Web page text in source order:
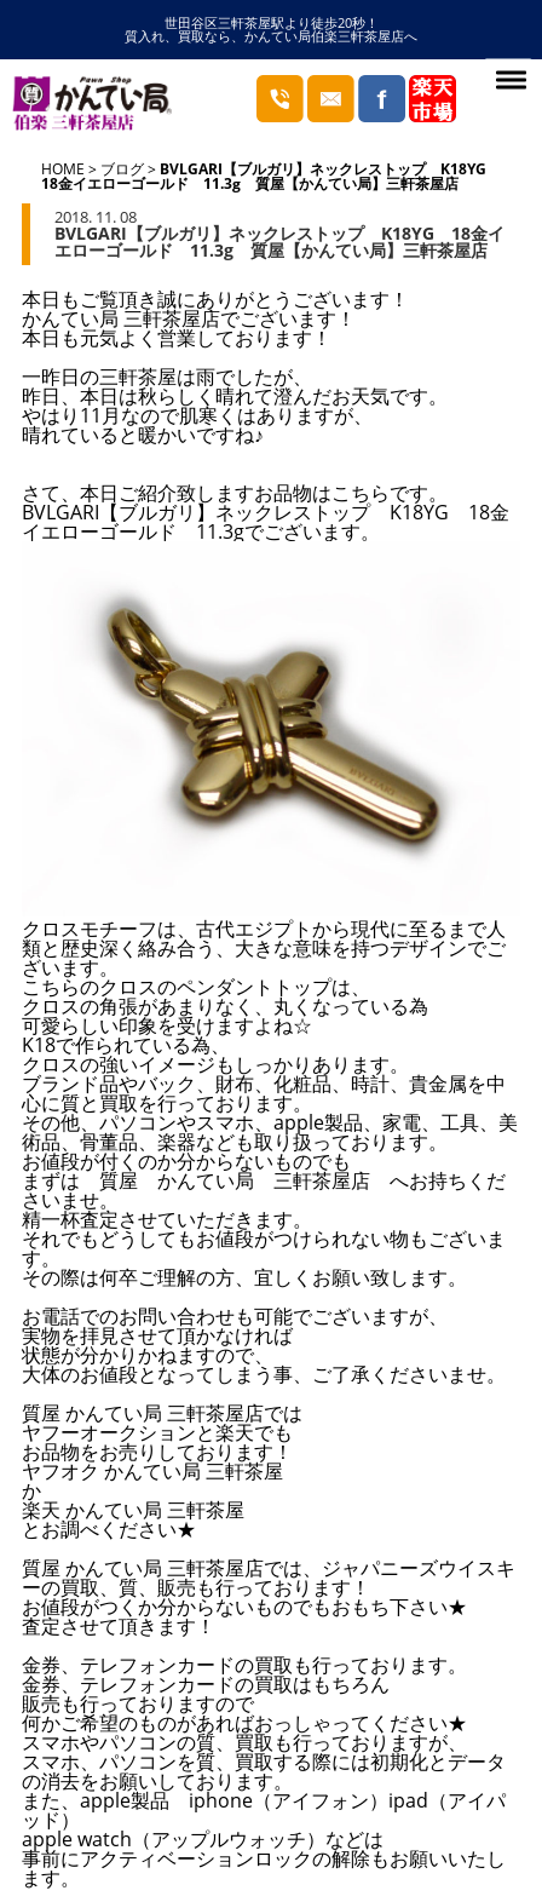
世田谷区三軒茶屋駅より徒歩20秒！
質入れ、買取なら、かんてい局伯楽三軒茶屋店へ
HOME ブログ BVLGARI【ブルガリ】ネックレストップ K18YG
18金イエローゴールド 11.3g 質屋【かんてい局】三軒茶屋店
2018. 11. 08
BVLGARI【ブルガリ】ネックレストップ K18YG 18金イ
エローゴールド 11.3g 質屋【かんてい局】三軒茶屋店
本日もご覧頂き誠にありがとうございます！
かんてい局 三軒茶屋店でございます！
本日も元気よく営業しております！
一昨日の三軒茶屋は雨でしたが、
昨日、本日は秋らしく晴れて澄んだお天気です。
やはり11月なので肌寒くはありますが、
晴れていると暖かいですね♪
さて、本日ご紹介致しますお品物はこちらです。
BVLGARI【ブルガリ】ネックレストップ K18YG 18金
イエローゴールド 11.3gでございます。
クロスモチーフは、古代エジプトから現代に至るまで人
類と歴史深く絡み合う、大きな意味を持つデザインでご
ざいます。
こちらのクロスのペンダントトップは、
クロスの角張があまりなく、丸くなっている為
可愛らしい印象を受けますよね☆
K18で作られている為、
クロスの強いイメージもしっかりあります。
ブランド品やバック、財布、化粧品、時計、貴金属を中
心に質と買取を行っております。
その他、パソコンやスマホ、apple製品、家電、工具、美
術品、骨董品、楽器なども取り扱っております。
お値段が付くのか分からないものでも
まずは 質屋 かんてい局 三軒茶屋店 へお持ちくだ
さいませ。
精一杯査定させていただきます。
それでもどうしてもお値段がつけられない物もございま
す。
その際は何卒ご理解の方、宜しくお願い致します。
お電話でのお問い合わせも可能でございますが、
実物を拝見させて頂かなければ
状態が分かりかねますので、
大体のお値段となってしまう事、ご了承くださいませ。
質屋 かんてい局 三軒茶屋店では
ヤフーオークションと楽天でも
お品物をお売りしております！
ヤフオク かんてい局 三軒茶屋
か
楽天 かんてい局 三軒茶屋
とお調べください★
質屋 かんてい局 三軒茶屋店では、ジャパニーズウイスキ
ーの買取、質、販売も行っております！
お値段がつくか分からないものでもおもち下さい★
査定させて頂きます！
金券、テレフォンカードの買取も行っております。
金券、テレフォンカードの買取はもちろん
販売も行っておりますので
何かご希望のものがあればおっしゃってください★
スマホやパソコンの質、買取も行っておりますが、
スマホ、パソコンを質、買取する際には初期化とデータ
の消去をお願いしております。
また、apple製品 iphone（アイフォン）ipad（アイパ
ッド）
apple watch（アップルウォッチ）などは
事前にアクティベーションロックの解除もお願いいたし
ます。